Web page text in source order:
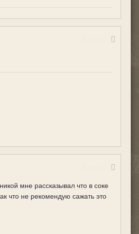
мне рассказывал что в соке
что не рекомендую сажать это